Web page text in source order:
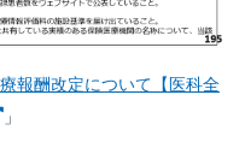
報酬改定について【医科全
新しいウィンドウで開く
」